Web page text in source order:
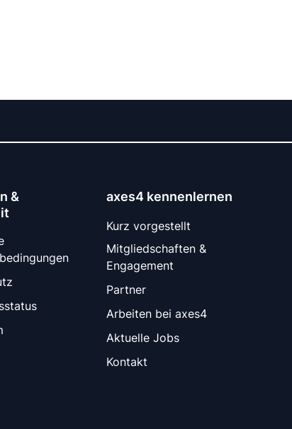
&
axes4 kennenlernen
Kurz vorgestellt
Mitgliedschaften &
Engagement
Partner
Arbeiten bei axes4
Aktuelle Jobs
Kontakt